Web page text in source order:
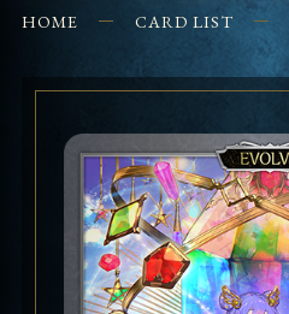
HOME CARD LIST